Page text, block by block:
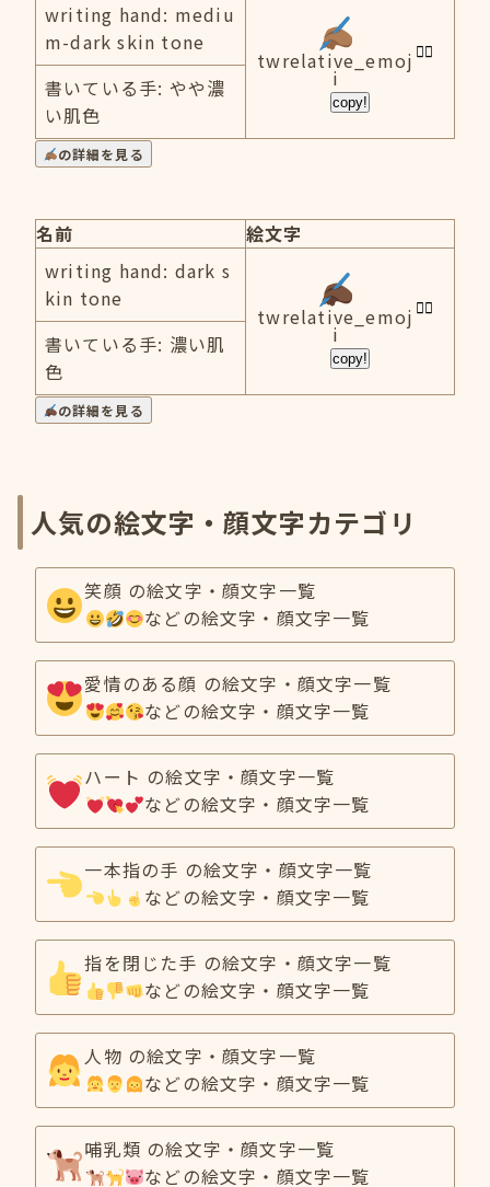
writing hand: mediu
m-dark skin tone
twrelative_emoj
i
copy!
書いている手: やや濃
い肌色
の詳細を見る
名前
絵文字
writing hand: dark s
kin tone
twrelative_emoj
i
copy!
書いている手: 濃い肌
色
の詳細を見る
人気の絵文字・顔文字カテゴリ
笑顔 の絵文字・顔文字一覧
などの絵文字・顔文字一覧
愛情のある顔 の絵文字・顔文字一覧
などの絵文字・顔文字一覧
ハート の絵文字・顔文字一覧
などの絵文字・顔文字一覧
一本指の手 の絵文字・顔文字一覧
などの絵文字・顔文字一覧
指を閉じた手 の絵文字・顔文字一覧
などの絵文字・顔文字一覧
人物 の絵文字・顔文字一覧
などの絵文字・顔文字一覧
哺乳類 の絵文字・顔文字一覧
などの絵文字・顔文字一覧